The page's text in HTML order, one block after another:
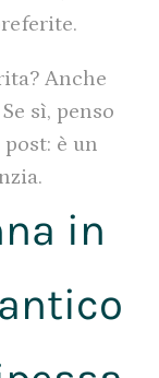
Anche
sì, penso
è un
in